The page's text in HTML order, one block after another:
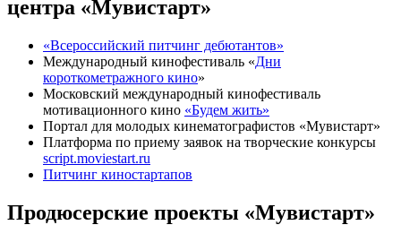
центра «Мувистарт»
«Всероссийский питчинг дебютантов»
Международный кинофестиваль «Дни
короткометражного кино»
Московский международный кинофестиваль
мотивационного кино «Будем жить»
Портал для молодых кинематографистов «Мувистарт»
Платформа по приему заявок на творческие конкурсы
script.moviestart.ru
Питчинг киностартапов
Продюсерские проекты «Мувистарт»